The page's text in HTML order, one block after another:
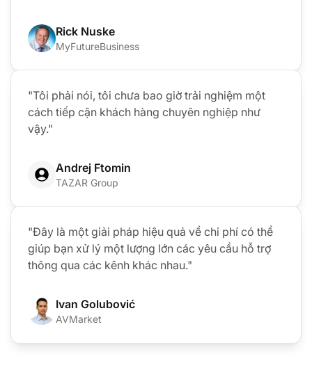
Rick Nuske
MyFutureBusiness
"Tôi phải nói, tôi chưa bao giờ trải nghiệm một
cách tiếp cận khách hàng chuyên nghiệp như
vậy."
Andrej Ftomin
TAZAR Group
"Đây là một giải pháp hiệu quả về chi phí có thể
giúp bạn xử lý một lượng lớn các yêu cầu hỗ trợ
thông qua các kênh khác nhau."
Ivan Golubović
AVMarket